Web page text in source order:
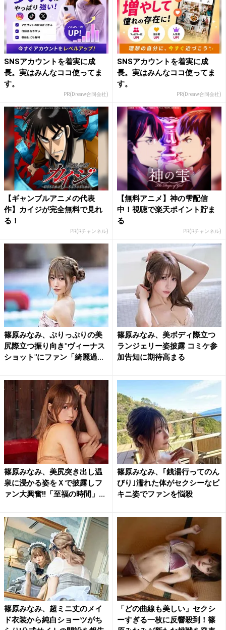
SNSアカウントを着実に成
長。実はみんなココ使ってま
す。
PR(Dreaw合同会社)
SNSアカウントを着実に成
長。実はみんなココ使ってま
す。
PR(Dreaw合同会社)
【ギャンブルアニメの代表
作】カイジが完全無料で見れ
る！
PR(Rチャンネル)
【無料アニメ】神の雫配信
中！視聴で楽天ポイント貯ま
る
PR(Rチャンネル)
篠原みなみ、ぷりっぷりの美
尻際立つ振り向き"ヴィーナス
ショット"にファン「綺麗過...
篠原みなみ、美ボディ際立つ
ランジェリー姿披露 コミケ参
加告知に期待高まる
篠原みなみ、美尻突き出し温
泉に浸かる姿をＸで披露しフ
ァン大興奮!!「至福の時間」...
篠原みなみ、｢銭湯行ってのん
びり｣濡れた体がセクシーなビ
キニ姿でファンを悩殺
篠原みなみ、超ミニ丈のメイ
ド衣装から純白ショーツがち
「どの曲線も美しい」セクシ
ーすぎる一枚に反響殺到！篠